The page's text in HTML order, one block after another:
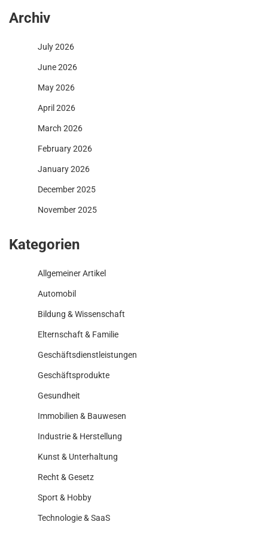
Archiv
July 2026
June 2026
May 2026
April 2026
March 2026
February 2026
January 2026
December 2025
November 2025
Kategorien
Allgemeiner Artikel
Automobil
Bildung & Wissenschaft
Elternschaft & Familie
Geschäftsdienstleistungen
Geschäftsprodukte
Gesundheit
Immobilien & Bauwesen
Industrie & Herstellung
Kunst & Unterhaltung
Recht & Gesetz
Sport & Hobby
Technologie & SaaS